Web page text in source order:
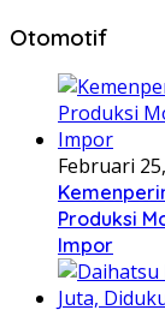
Otomotif
Februari
Produksi
Impor